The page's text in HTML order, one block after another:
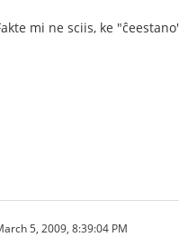
mi ne sciis, ke
5, 2009, 8:39:04 PM